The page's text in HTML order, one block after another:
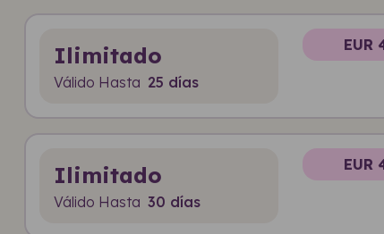
Ilimitado
Válido Hasta 25 días
EUR
Ilimitado
Válido Hasta 30 días
EUR